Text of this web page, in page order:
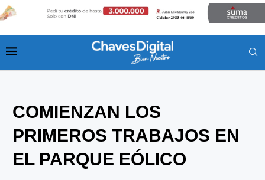
COMIENZAN LOS
PRIMEROS TRABAJOS EN
EL PARQUE EÓLICO